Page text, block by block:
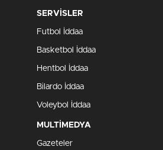
SERVİSLER
Futbol İddaa
Basketbol İddaa
Hentbol İddaa
Bilardo İddaa
Voleybol İddaa
MULTİMEDYA
Gazeteler